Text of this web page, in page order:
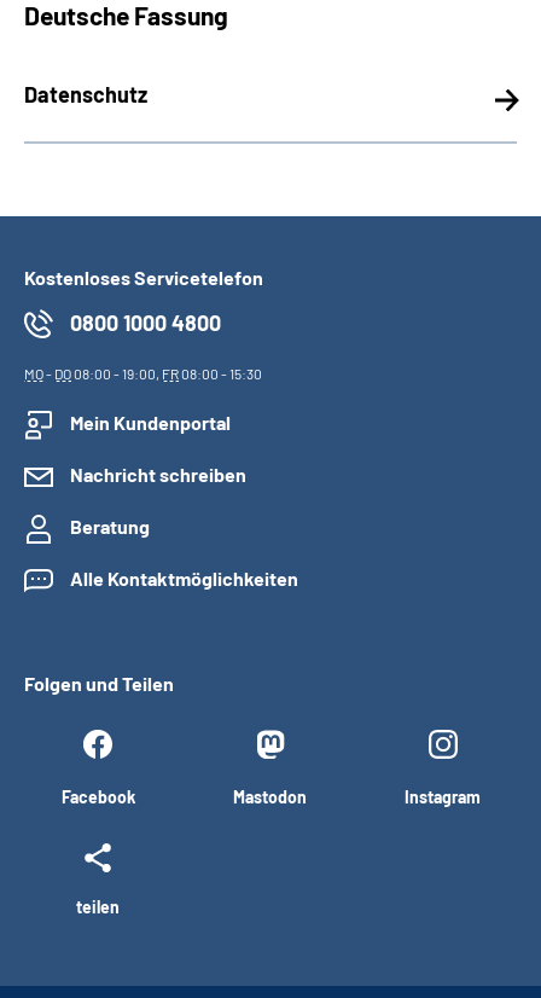
Deutsche Fassung
Datenschutz
Kostenloses Servicetelefon
0800 1000 4800
MO- DO08:00 - 19:00, FR08:00 - 15:30
Mein Kundenportal
Nachricht schreiben
Beratung
Alle Kontaktmöglichkeiten
Folgen und Teilen
Facebook Mastodon Instagram
teilen